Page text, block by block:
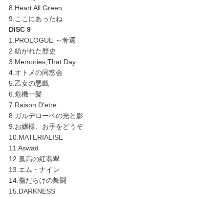
8.Heart All Green
9.ここにあったね
DISC 9
1.PROLOGUE ～奪還
2.紡がれた歴史
3.Memories,That Day
4.オトメの同窓会
5.乙女の悪戯
6.危機一髪
7.Raison D'etre
8.ガルデローベの光と影
9.お嬢様、お手をどうぞ
10.MATERIALISE
11.Aswad
12.孤高の紅翡翠
13.エム・ナイン
14.傷だらけの舞闘
15.DARKNESS